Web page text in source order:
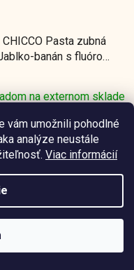
vám umožnili pohodlné
analýze neustále
Viac informácií
CHICCO Pasta zubná
banán s fluórom
na externom sklade
€4,05 / ks
DO KOŠÍKA